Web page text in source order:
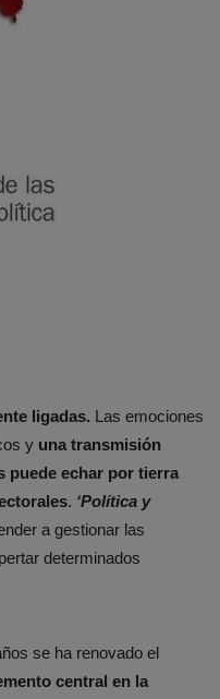
ligadas. Las emociones
y una transmisión
puede echar por tierra
. ‘Política y
a gestionar las
determinados
se ha renovado el
central en la